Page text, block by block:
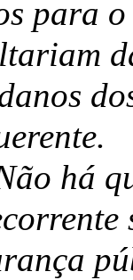
para
há